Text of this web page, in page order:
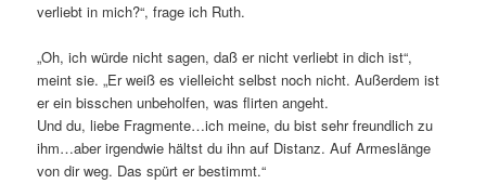
verliebt in mich?“, frage ich Ruth.
„Oh, ich würde nicht sagen, daß er nicht verliebt in dich ist“,
meint sie. „Er weiß es vielleicht selbst noch nicht. Außerdem ist
er ein bisschen unbeholfen, was flirten angeht.
Und du, liebe Fragmente…ich meine, du bist sehr freundlich zu
ihm…aber irgendwie hältst du ihn auf Distanz. Auf Armeslänge
von dir weg. Das spürt er bestimmt.“